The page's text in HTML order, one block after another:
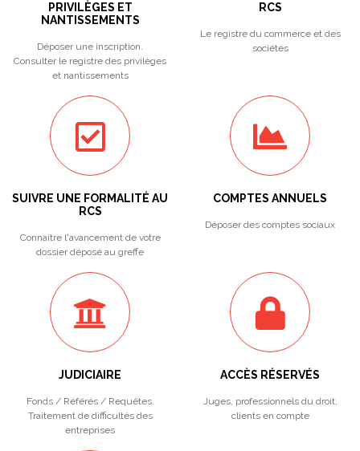
PRIVILÈGES ET
NANTISSEMENTS
Déposer une inscription.
Consulter le registre des privilèges
et nantissements
RCS
Le registre du commerce et des
sociétés
SUIVRE UNE FORMALITÉ AU
RCS
Connaitre l'avancement de votre
dossier déposé au greffe
COMPTES ANNUELS
Déposer des comptes sociaux
JUDICIAIRE
Fonds / Référés / Requêtes.
Traitement de difficultés des
entreprises
ACCÈS RÉSERVÉS
Juges, professionnels du droit,
clients en compte